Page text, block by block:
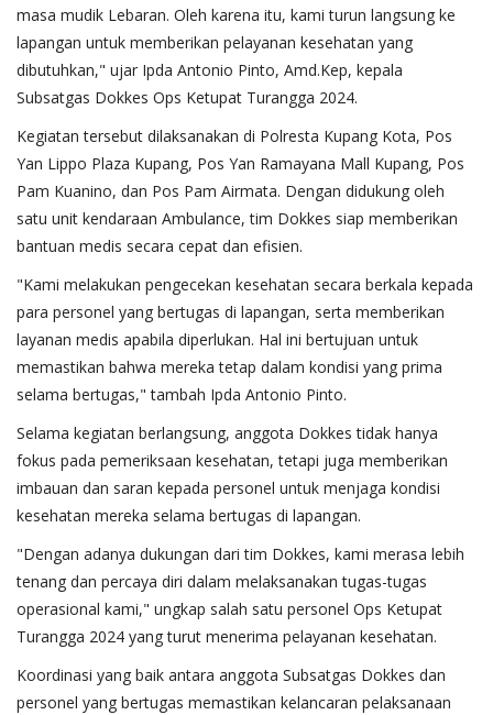
masa mudik Lebaran. Oleh karena itu, kami turun langsung ke
lapangan untuk memberikan pelayanan kesehatan yang
dibutuhkan," ujar Ipda Antonio Pinto, Amd.Kep, kepala
Subsatgas Dokkes Ops Ketupat Turangga 2024.
Kegiatan tersebut dilaksanakan di Polresta Kupang Kota, Pos
Yan Lippo Plaza Kupang, Pos Yan Ramayana Mall Kupang, Pos
Pam Kuanino, dan Pos Pam Airmata. Dengan didukung oleh
satu unit kendaraan Ambulance, tim Dokkes siap memberikan
bantuan medis secara cepat dan efisien.
"Kami melakukan pengecekan kesehatan secara berkala kepada
para personel yang bertugas di lapangan, serta memberikan
layanan medis apabila diperlukan. Hal ini bertujuan untuk
memastikan bahwa mereka tetap dalam kondisi yang prima
selama bertugas," tambah Ipda Antonio Pinto.
Selama kegiatan berlangsung, anggota Dokkes tidak hanya
fokus pada pemeriksaan kesehatan, tetapi juga memberikan
imbauan dan saran kepada personel untuk menjaga kondisi
kesehatan mereka selama bertugas di lapangan.
"Dengan adanya dukungan dari tim Dokkes, kami merasa lebih
tenang dan percaya diri dalam melaksanakan tugas-tugas
operasional kami," ungkap salah satu personel Ops Ketupat
Turangga 2024 yang turut menerima pelayanan kesehatan.
Koordinasi yang baik antara anggota Subsatgas Dokkes dan
personel yang bertugas memastikan kelancaran pelaksanaan